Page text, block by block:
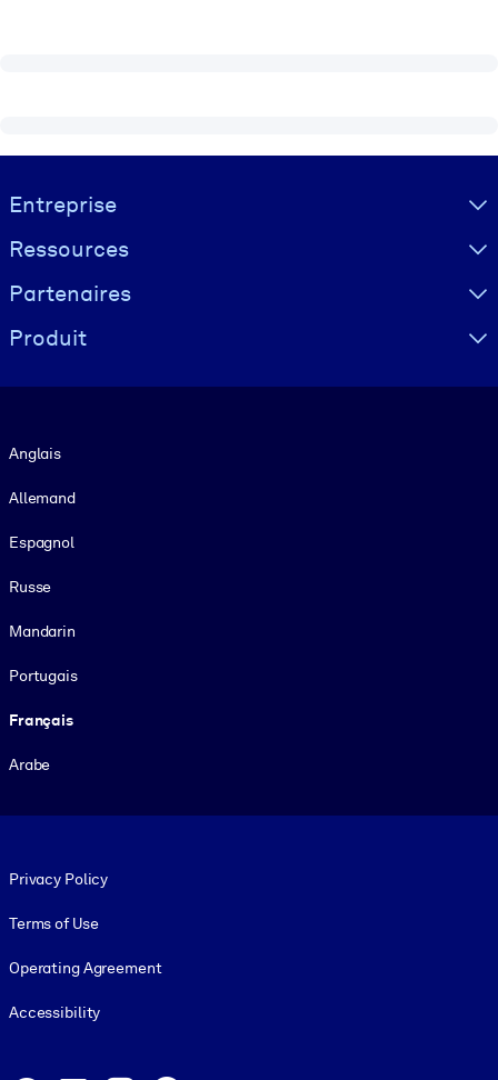
Visually hidden Text
Entreprise
Ressources
Partenaires
Produit
Anglais
Allemand
Espagnol
Russe
Mandarin
Portugais
Français
Arabe
Privacy Policy
Terms of Use
Operating Agreement
Accessibility